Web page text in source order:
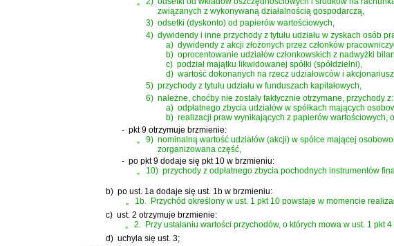
związanych z wykonywaną działalnością gospodarczą,
3) odsetki (dyskonto) od papierów wartościowych,
4) dywidendy i inne przychody z tytułu udziału w zyskach osób
a) dywidendy z akcji złożonych przez członków
b) oprocentowanie udziałów członkowskich z nadwyżki
c) podział majątku likwidowanej spółki (spółdzielni),
d) wartość dokonanych na rzecz udziałowców i
5) przychody z tytułu udziału w funduszach kapitałowych,
6) należne, choćby nie zostały faktycznie otrzymane, przychody z:
a) odpłatnego zbycia udziałów w spółkach mających
b) realizacji praw wynikających z papierów wartościowych,
- pkt 9 otrzymuje brzmienie:
9) nominalną wartość udziałów (akcji) w spółce mającej
zorganizowana część,
- po pkt 9 dodaje się pkt 10 w brzmieniu:
„
10) przychody z odpłatnego zbycia pochodnych instrumentów
b) po ust. 1a dodaje się ust. 1b w brzmieniu:
1b. Przychód określony w ust. 1 pkt 10 powstaje w momencie
c) ust. 2 otrzymuje brzmienie:
2. Przy ustalaniu wartości przychodów, o których mowa w ust. 1 pkt
d) uchyla się ust. 3;